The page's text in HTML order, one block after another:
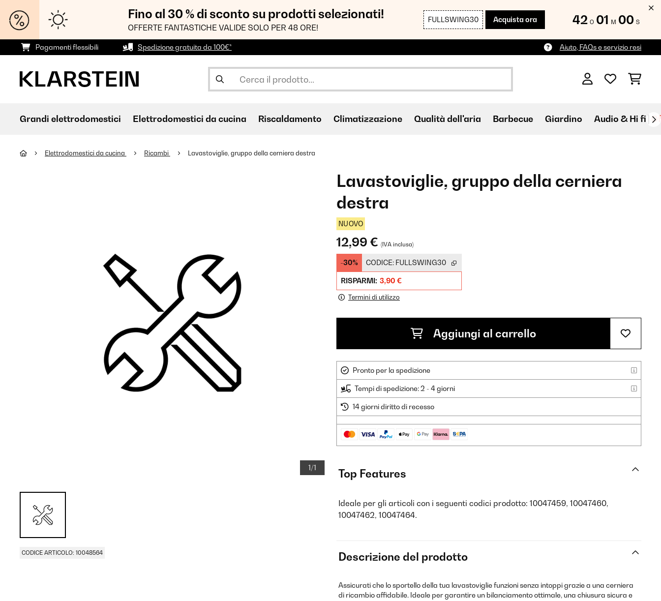
Fino al 30 % di sconto su prodotti selezionati!
OFFERTE FANTASTICHE VALIDE SOLO PER 48 ORE!
FULLSWING30 Acquista ora 42 O 00 M 58 S
Pagamenti flessibili Spedizione gratuita da 100€* Aiuto, FAQs e servizio resi
Grandi elettrodomestici Elettrodomestici da cucina Riscaldamento Climatizzazione Qualità dell'aria Barbecue Giardino Audio & Hi fi
Elettrodomestici da cucina Ricambi Lavastoviglie, gruppo della cerniera destra
1/1
CODICE ARTICOLO: 10048564
Lavastoviglie, gruppo della cerniera
destra
NUOVO
12,99 € (IVA inclusa)
-30% CODICE: FULLSWING30
RISPARMI: 3,90 €
Termini di utilizzo
Aggiungi al carrello
Pronto per la spedizione
Tempi di spedizione: 2 - 4 giorni
14 giorni diritto di recesso
Top Features
Ideale per gli articoli con i seguenti codici prodotto: 10047459, 10047460,
10047462, 10047464.
Descrizione del prodotto
Assicurati che lo sportello della tua lavastoviglie funzioni senza intoppi grazie a una cerniera
di ricambio affidabile. Ideale per garantire un bilanciamento ottimale, una chiusura sicura e